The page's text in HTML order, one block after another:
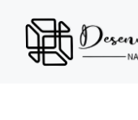
para
conteúdo